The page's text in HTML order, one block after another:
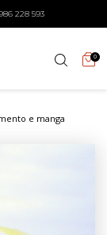
228 593
0
e manga